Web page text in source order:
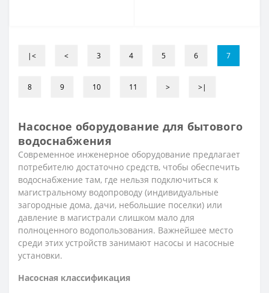
|< < 3 4 5 6 7
8 9 10 11 > >|
Насосное оборудование для бытового
водоснабжения
Современное инженерное оборудование предлагает
потребителю достаточно средств, чтобы обеспечить
водоснабжение там, где нельзя подключиться к
магистральному водопроводу (индивидуальные
загородные дома, дачи, небольшие поселки) или
давление в магистрали слишком мало для
полноценного водопользования. Важнейшее место
среди этих устройств занимают насосы и насосные
установки.
Насосная классификация